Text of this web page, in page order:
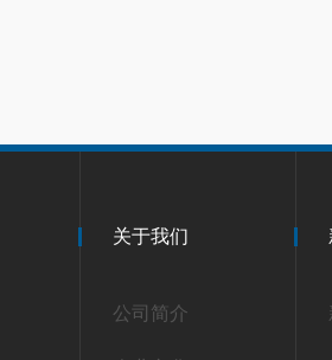
关于我们
公司简介